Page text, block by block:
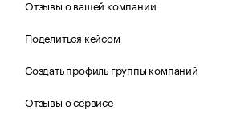
Отзывы о вашей компании
Поделиться кейсом
Создать профиль группы компаний
Отзывы о сервисе